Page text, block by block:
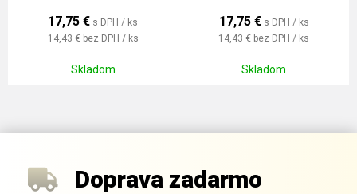
17,75 € s DPH / ks
14,43 € bez DPH / ks
Skladom
17,75 € s DPH / ks
14,43 € bez DPH / ks
Skladom
Doprava zadarmo